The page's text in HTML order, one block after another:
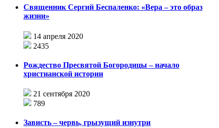
Священник Сергий Беспаленко: «Вера – это образ
жизни»
14 апреля 2020
2435
Рождество Пресвятой Богородицы – начало
христианской истории
21 сентября 2020
789
Зависть – червь, грызущий изнутри